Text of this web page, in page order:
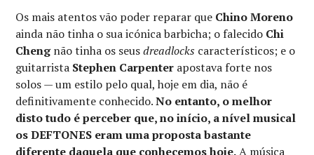
Os mais atentos vão poder reparar que Chino Moreno
ainda não tinha o sua icónica barbicha; o falecido Chi
Chengnão tinha os seusdreadlocks característicos; e o
guitarrista Stephen Carpenter apostava forte nos
solos — um estilo pelo qual, hoje em dia, não é
definitivamente conhecido.No entanto, o melhor
disto tudo é perceber que, no início, a nível musical
os DEFTONES eram uma proposta bastante
diferente daquela que conhecemos hoje.A música